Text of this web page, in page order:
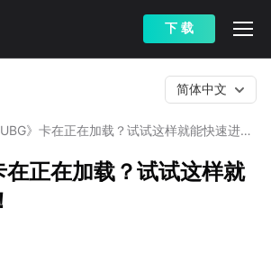
下 载
》卡在正在加载？试试这样就能快速进
简体中文
在正在加载？试试这样就